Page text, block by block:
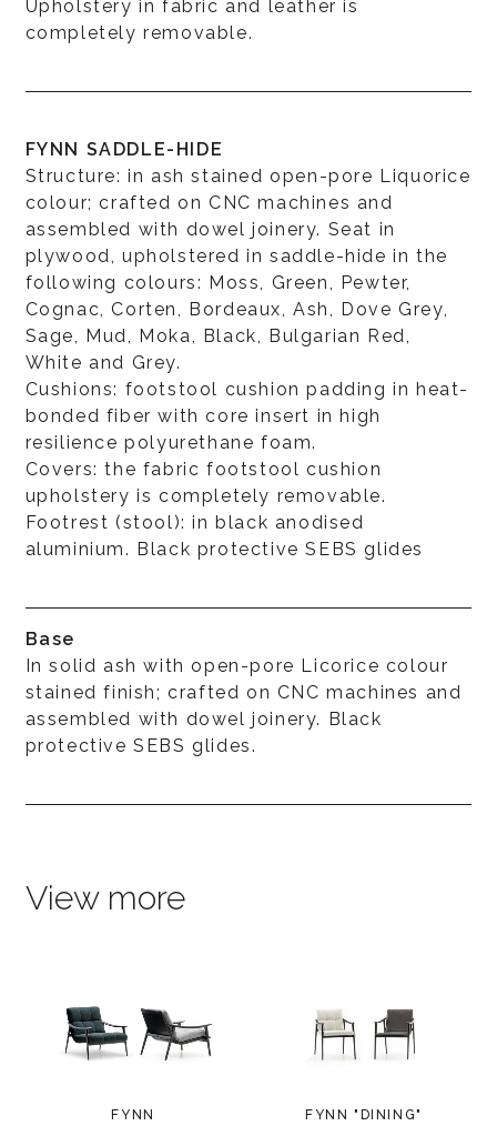
Upholstery in fabric and leather is
completely removable.
FYNN SADDLE-HIDE
Structure: in ash stained open-pore Liquorice
colour; crafted on CNC machines and
assembled with dowel joinery. Seat in
plywood, upholstered in saddle-hide in the
following colours: Moss, Green, Pewter,
Cognac, Corten, Bordeaux, Ash, Dove Grey,
Sage, Mud, Moka, Black, Bulgarian Red,
White and Grey.
Cushions: footstool cushion padding in heat-
bonded fiber with core insert in high
resilience polyurethane foam.
Covers: the fabric footstool cushion
upholstery is completely removable.
Footrest (stool): in black anodised
aluminium. Black protective SEBS glides
Base
In solid ash with open-pore Licorice colour
stained finish; crafted on CNC machines and
assembled with dowel joinery. Black
protective SEBS glides.
View more
FYNN FYNN "DINING"